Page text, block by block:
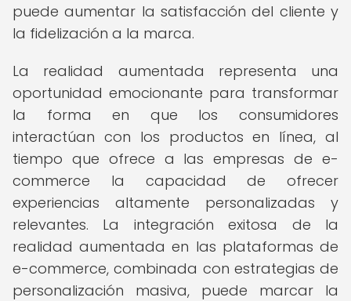
puede aumentar la satisfacción del cliente y
la fidelización a la marca.
La realidad aumentada representa una
oportunidad emocionante para transformar
la forma en que los consumidores
interactúan con los productos en línea, al
tiempo que ofrece a las empresas de e-
commerce la capacidad de ofrecer
experiencias altamente personalizadas y
relevantes. La integración exitosa de la
realidad aumentada en las plataformas de
e-commerce, combinada con estrategias de
personalización masiva, puede marcar la